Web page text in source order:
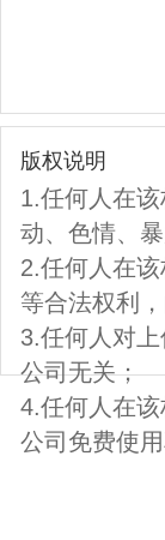
版权说明
1.任何人在
动、色情、
2.任何人在
等合法权利
3.任何人对
公司无关；
4.任何人在
公司免费使